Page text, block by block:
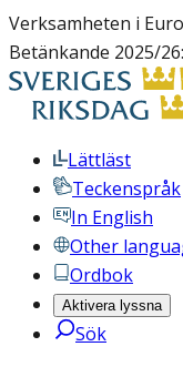
Verksamheten i
Betänkande 2025/
Lättläst
Teckenspråk
In English
Other
Ordbok
Aktivera lyssna
Sök